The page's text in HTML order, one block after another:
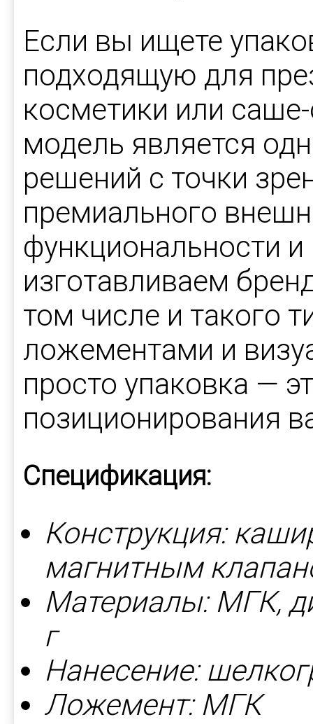
Если вы ищете
подходящую для
косметики или
модель является
решений с точки
премиального
функциональности
изготавливаем
том числе и такого
ложементами и
просто упаковка —
позиционирования
Спецификация:
Конструкция:
магнитным
Материалы: МГК,
г
Нанесение:
Ложемент: МГК